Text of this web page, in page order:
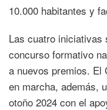
10.000 habitantes y
Las cuatro iniciativas
concurso formativo
a nuevos premios. El
en marcha, además,
otoño 2024 con el